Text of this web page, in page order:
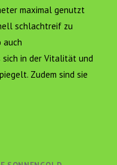
maximal genutzt
schlachtreif zu
auch
sich in der Vitalität und
Zudem sind sie